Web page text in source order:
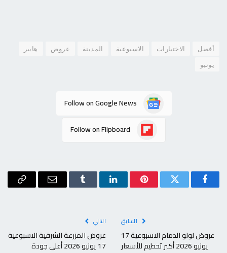
أفضل الاختيارات الاسبوعية المدينة عروض
هايبر
يونيو
Follow on Google News
Follow on Flipboard
فيسبوكتويتر بينتيريستلينكدإن Tumblr البريد
Copy
السابق
عروض لولو الدمام الاسبوعية 17
يونيو 2026 أكبر تحطيم للأسعار
التالي
عروض المزرعة الشرقية الاسبوعية
17 يونيو 2026 أعلى جودة